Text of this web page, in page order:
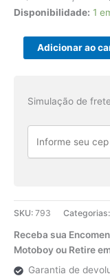
Disponibilidade: 1
Eletrônica
PRPSSW7d42
Adicionar ao
Simulação de frete
SKU: 793 Categorias:
Receba sua
Motoboy ou Retire
Garantia de